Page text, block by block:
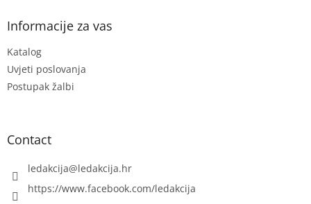
Informacije za vas
Katalog
Uvjeti poslovanja
Postupak žalbi
Contact
ledakcija@ledakcija.hr
https://www.facebook.com/ledakcija